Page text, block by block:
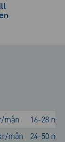
mån
16-28 m²
mån
24-50 m²